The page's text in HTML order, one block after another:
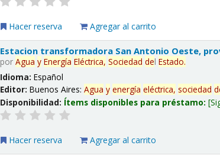
Hacer reserva Agregar al carrito
Estacion transformadora San Antonio Oeste,
porAgua y Energía Eléctrica, Sociedad delEstado.
Idioma:Español
Editor:Buenos Aires:Agua y energía eléctrica, sociedad
Disponibilidad: Ítems disponibles para préstamo:
Hacer reserva Agregar al carrito